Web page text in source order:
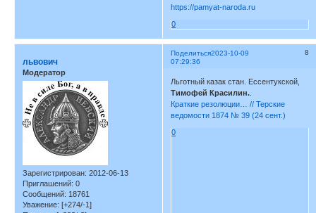
https://pamyat-naroda.ru
0
Поделиться 8
2023-10-09
07:29:36
львович
Модератор
Зарегистрирован: 2012-06-13
Приглашений: 0
Сообщений: 18761
Уважение: [+274/-1]
Льготный казак стан. Ессентукской,
Тимофей Красилин..
Краткие резолюции… // Терские
ведомости 1874 № 39 (24 сент.)
0